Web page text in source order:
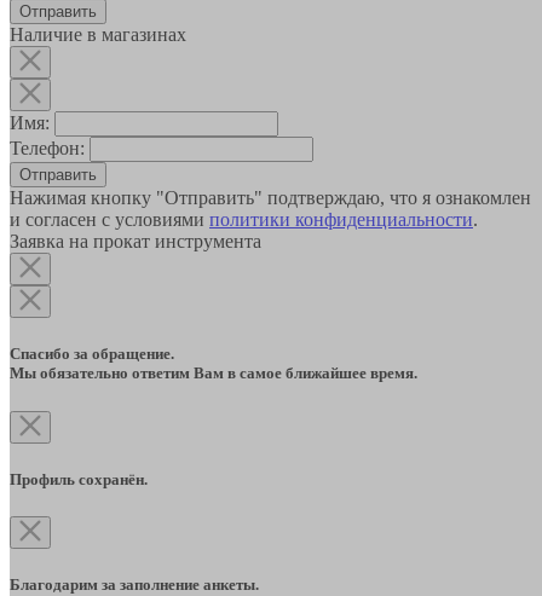
Наличие в магазинах
Имя:
Телефон:
Отправить
Нажимая кнопку "Отправить" подтверждаю, что я ознакомлен
и согласен с условиями политики конфиденциальности.
Заявка на прокат инструмента
Спасибо за обращение.
Мы обязательно ответим Вам в самое ближайшее время.
Профиль сохранён.
Благодарим за заполнение анкеты.